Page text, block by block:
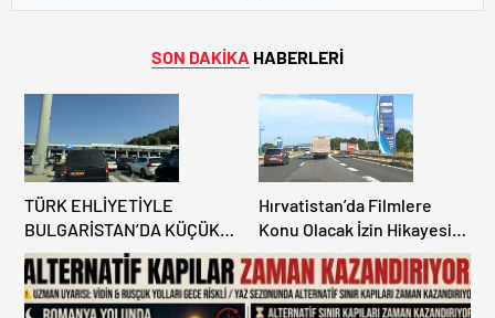
SON DAKİKA HABERLERİ
TÜRK EHLİYETİYLE
BULGARİSTAN’DA KÜÇÜK
HATA, ARACINA 6 AY EL
KONULMASINA YOL AÇTI
Hırvatistan’da Filmlere
Konu Olacak İzin Hikayesi:
Benzinlikte Eşini Unuttu!